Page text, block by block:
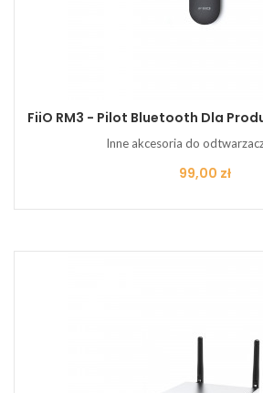
FiiO RM3 - Pilot Bluetooth Dla
Inne akcesoria do
Cena
99,00 zł